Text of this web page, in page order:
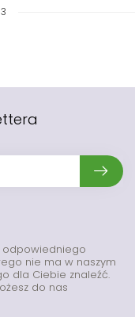
odpowiedniego
nie ma w naszym
dla Ciebie znaleźć.
do nas